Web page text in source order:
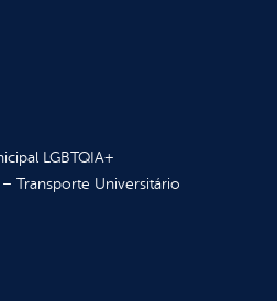
LGBTQIA+
Transporte Universitário